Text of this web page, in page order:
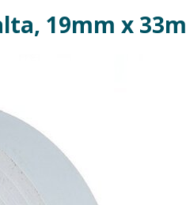
19mm x 33m